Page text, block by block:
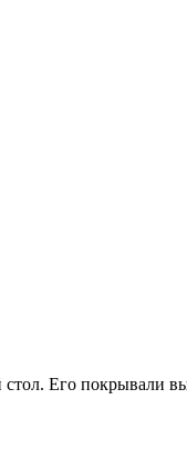
Его покрывали